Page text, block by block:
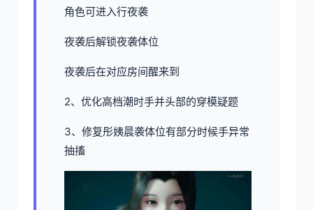
角色可进入行夜袭
夜袭后解锁夜袭体位
夜袭后在对应房间醒来到
2、优化高档潮时手并头部的穿模疑题
3、修复彤姨晨袭体位有部分时候手异常
抽搐